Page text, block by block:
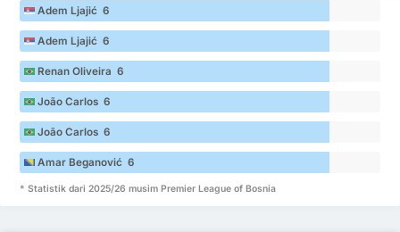
Adem Ljajić 6
Adem Ljajić 6
Renan Oliveira 6
João Carlos 6
João Carlos 6
Amar Beganović 6
* Statistik dari 2025/26 musim Premier League of Bosnia